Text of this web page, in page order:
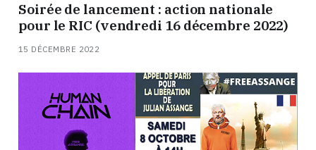
Soirée de lancement : action nationale
pour le RIC (vendredi 16 décembre 2022)
15 DÉCEMBRE 2022